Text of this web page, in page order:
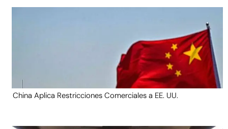
China Aplica Restricciones Comerciales a EE. UU.